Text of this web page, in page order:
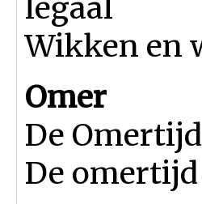
legaal
Wikken en
Omer
De Omertijd
De